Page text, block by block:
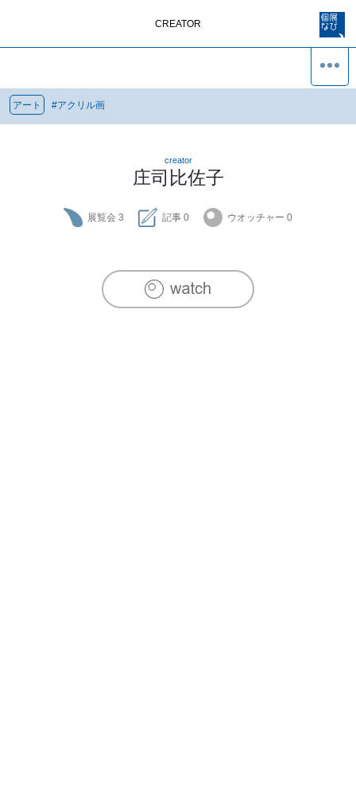
CREATOR
アート #アクリル画
creator
庄司比佐子
展覧会 3 記事 0 ウオッチャー 0